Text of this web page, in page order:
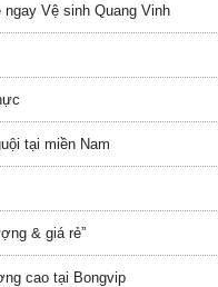
Vệ sinh Quang Vinh
tại miền Nam
& giá rẻ”
cao tại Bongvip